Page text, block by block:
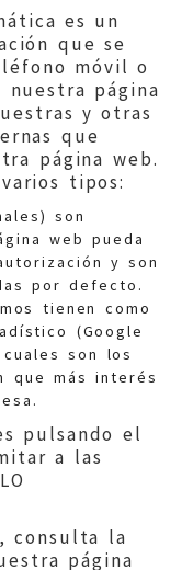
es un
que se
móvil o
página
y otras
que
página web.
tipos:
son
web pueda
y son
por defecto.
tienen como
(Google
son los
que más interés
pulsando el
a las
consulta la
página
/